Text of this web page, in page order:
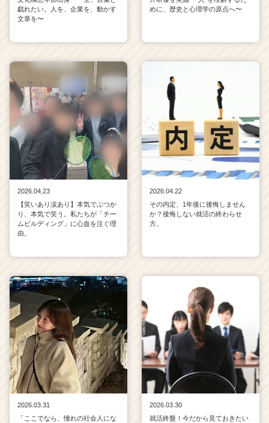
戯れたい。人を、企業を、動かす
文章を〜
めに、歴史と心理学の原点へ〜
2026.04.23
【笑いあり涙あり】本気でぶつか
り、本気で笑う。私たちが「チー
ムビルディング」に心血を注ぐ理
由。
2026.04.22
その内定、1年後に後悔しません
か？後悔しない就活の終わらせ
方。
2026.03.31
「ここでなら、憧れの社会人にな
2026.03.30
就活終盤！今だから見ておきたい